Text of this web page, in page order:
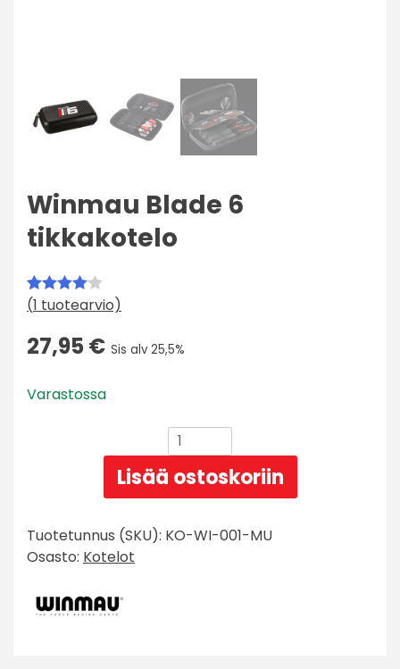
Winmau Blade 6
tikkakotelo
Arvio
5:stä
1
asiakkaan
(1 tuotearvio)
27,95€ Sis alv 25,5%
Varastossa
Winmau
Blade
6
tikkakotelo
määrä
Lisää ostoskoriin
Tuotetunnus (SKU): KO-WI-001-MU
Osasto: Kotelot